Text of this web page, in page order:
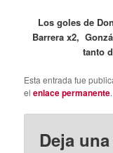
Los goles de
Barrera x2,
tanto
Esta entrada fue
elenlace permanente.
Deja